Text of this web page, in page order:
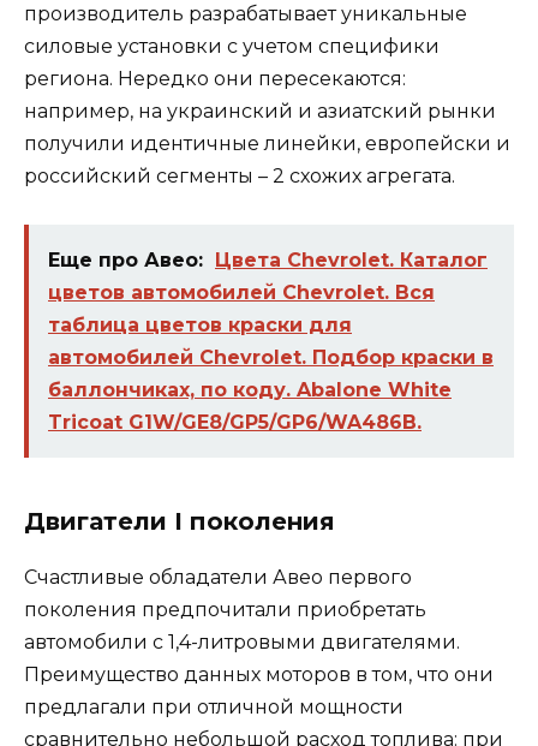
производитель разрабатывает уникальные
силовые установки с учетом специфики
региона. Нередко они пересекаются:
например, на украинский и азиатский рынки
получили идентичные линейки, европейски и
российский сегменты – 2 схожих агрегата.
Еще про Авео: Цвета Chevrolet. Каталог
цветов автомобилей Chevrolet. Вся
таблица цветов краски для
автомобилей Chevrolet. Подбор краски в
баллончиках, по коду. Abalone White
Tricoat G1W/GE8/GP5/GP6/WA486B.
Двигатели I поколения
Счастливые обладатели Авео первого
поколения предпочитали приобретать
автомобили с 1,4-литровыми двигателями.
Преимущество данных моторов в том, что они
предлагали при отличной мощности
сравнительно небольшой расход топлива: при